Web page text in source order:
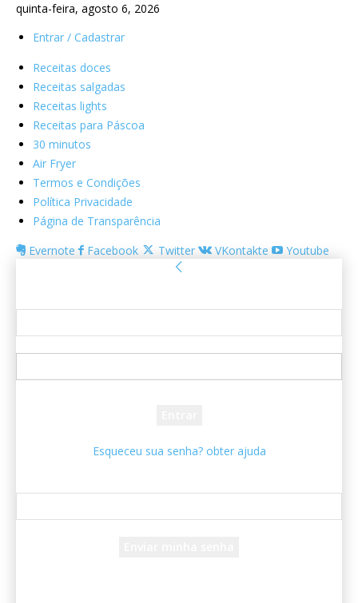
quinta-feira, agosto 6, 2026
Entrar / Cadastrar
Receitas doces
Receitas salgadas
Receitas lights
Receitas para Páscoa
30 minutos
Air Fryer
Termos e Condições
Política Privacidade
Página de Transparência
Evernote
Facebook Twitter VKontakte Youtube
Esqueceu sua senha? obter ajuda